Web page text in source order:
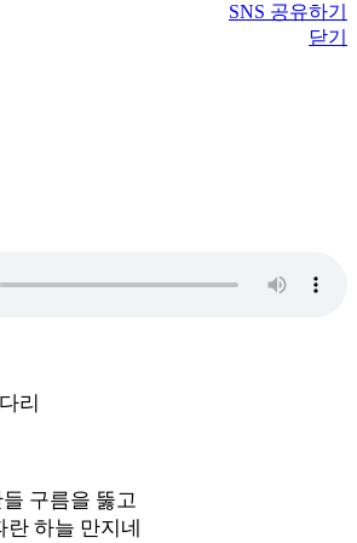
SNS 공유하기
닫기
리
구름을 뚫고
하늘 만지네